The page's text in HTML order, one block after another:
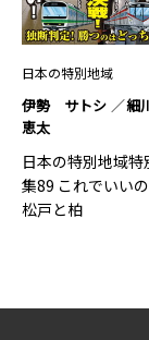
日本の特別地域
伊勢 サトシ
細
恵太
日本の特別地域特
集89 これでいい
松戸と柏